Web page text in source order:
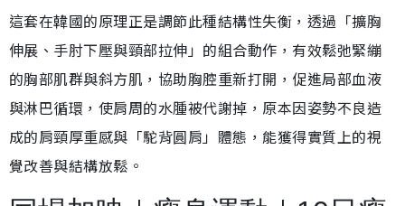
這套在韓國的原理正是調節此種結構性失衡，透過「擴胸
伸展、手肘下壓與頸部拉伸」的組合動作，有效鬆弛緊繃
的胸部肌群與斜方肌，協助胸腔重新打開，促進局部血液
與淋巴循環，使肩周的水腫被代謝掉，原本因姿勢不良造
成的肩頸厚重感與「駝背圓肩」體態，能獲得實質上的視
覺改善與結構放鬆。